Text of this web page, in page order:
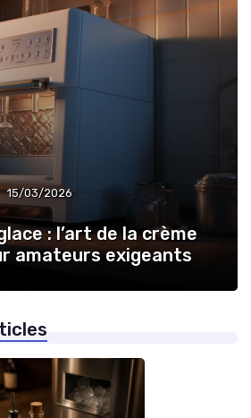
15/03/2026
: l’art de la crème
amateurs exigeants